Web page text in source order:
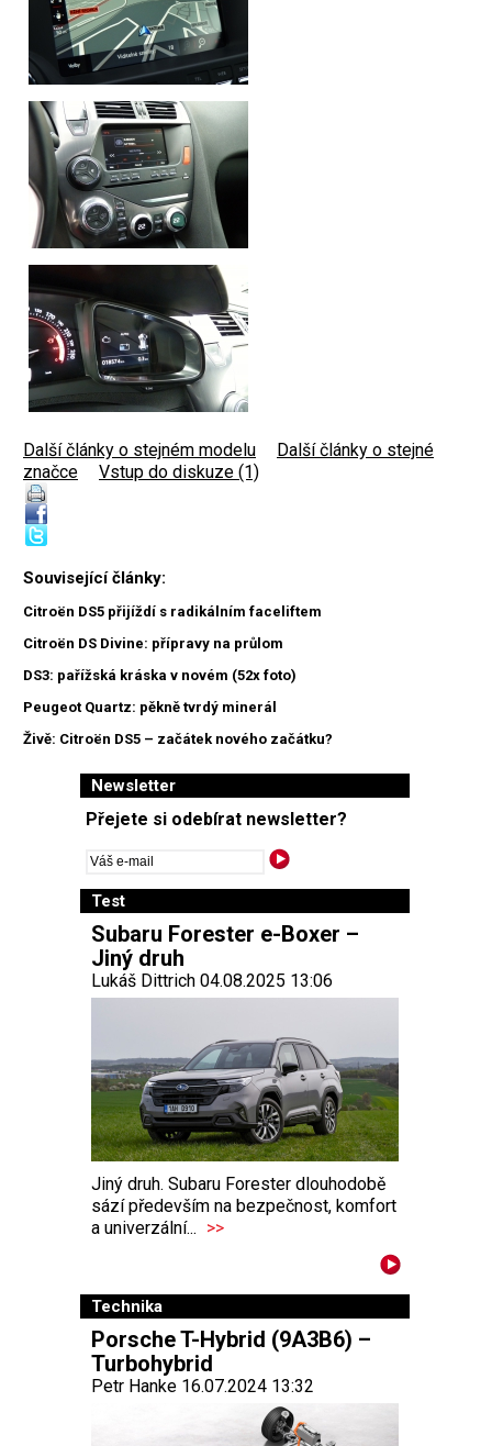
Další články o stejném modelu
Další články o stejné
značce
Vstup do diskuze (1)
Související články:
Citroën DS5 přijíždí s radikálním faceliftem
Citroën DS Divine: přípravy na průlom
DS3: pařížská kráska v novém (52x foto)
Peugeot Quartz: pěkně tvrdý minerál
Živě: Citroën DS5 – začátek nového začátku?
Newsletter
Přejete si odebírat newsletter?
Test
Subaru Forester e-Boxer –
Jiný druh
Lukáš Dittrich 04.08.2025 13:06
Jiný druh. Subaru Forester dlouhodobě
sází především na bezpečnost, komfort
a univerzální... >>
Technika
Porsche T-Hybrid (9A3B6) –
Turbohybrid
Petr Hanke 16.07.2024 13:32